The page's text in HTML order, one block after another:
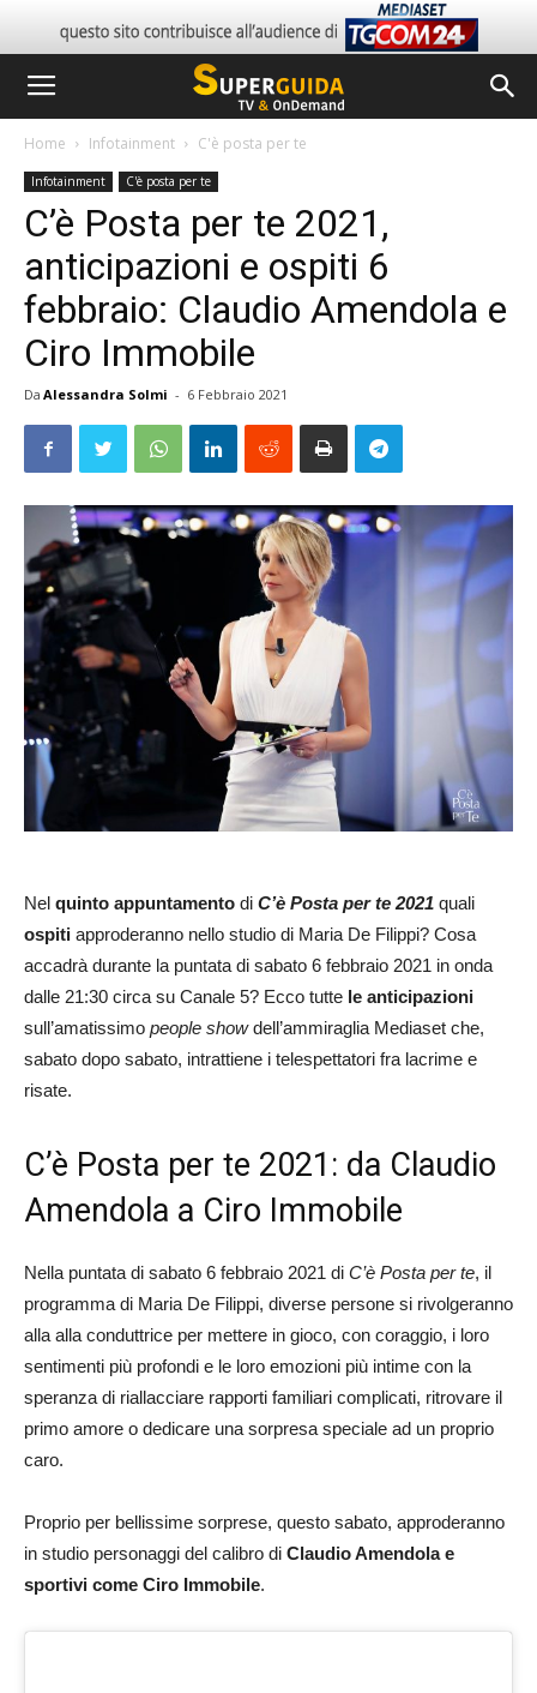
Home Infotainment C'è posta per te
Infotainment C'è posta per te
C’è Posta per te 2021,
anticipazioni e ospiti 6
febbraio: Claudio Amendola e
Ciro Immobile
Da Alessandra Solmi - 6 Febbraio 2021
Nel quinto appuntamento di C’è Posta per te 2021 quali
ospiti approderanno nello studio di Maria De Filippi? Cosa
accadrà durante la puntata di sabato 6 febbraio 2021 in onda
dalle 21:30 circa su Canale 5? Ecco tutte le anticipazioni
sull’amatissimo people showdell’ammiraglia Mediaset che,
sabato dopo sabato, intrattiene i telespettatori fra lacrime e
risate.
C’è Posta per te 2021: da Claudio
Amendola a Ciro Immobile
Nella puntata di sabato 6 febbraio 2021 di C’è Posta per te, il
programma di Maria De Filippi, diverse persone si rivolgeranno
alla alla conduttrice per mettere in gioco, con coraggio, i loro
sentimenti più profondi e le loro emozioni più intime con la
speranza di riallacciare rapporti familiari complicati, ritrovare il
primo amore o dedicare una sorpresa speciale ad un proprio
caro.
Proprio per bellissime sorprese, questo sabato, approderanno
in studio personaggi del calibro di Claudio Amendola e
sportivi come Ciro Immobile.